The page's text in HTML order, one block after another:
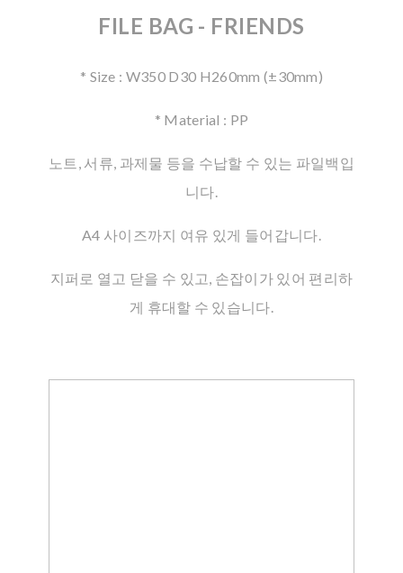
FILE BAG - FRIENDS
* Size : W350 D30 H260mm (±30mm)
* Material : PP
노트, 서류, 과제물 등을 수납할 수 있는 파일백입
니다.
A4 사이즈까지 여유 있게 들어갑니다.
지퍼로 열고 닫을 수 있고, 손잡이가 있어 편리하
게 휴대할 수 있습니다.